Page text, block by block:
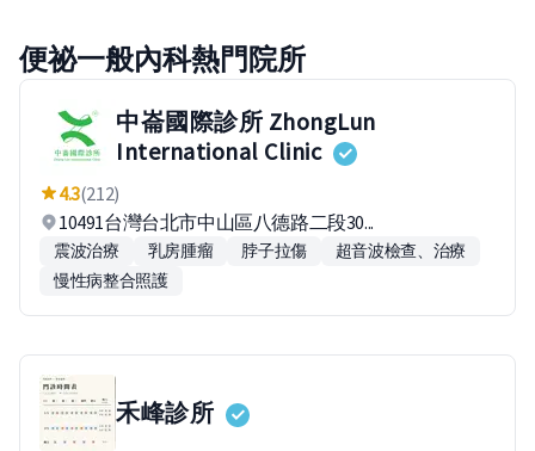
便祕一般內科熱門院所
中崙國際診所 ZhongLun
International Clinic
4.3(212)
10491台灣台北市中山區八德路二段30...
震波治療 乳房腫瘤 脖子拉傷
超音波檢查、治療
慢性病整合照護
禾峰診所